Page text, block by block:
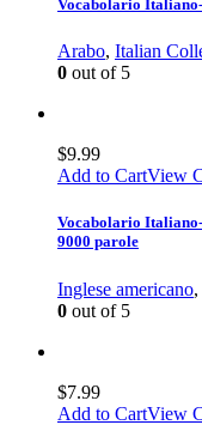
Vocabolario
Arabo, Italian
0 out of 5
$9.99
Add to CartView
Vocabolario
9000 parole
Inglese americano,
0 out of 5
$7.99
Add to CartView